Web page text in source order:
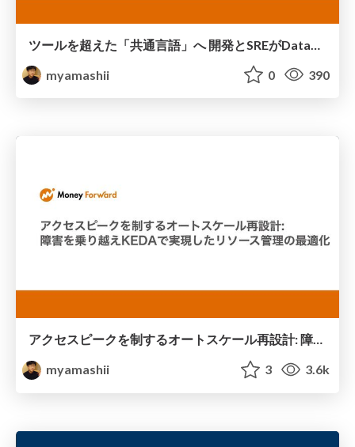
myamashii
0 390
アクセスピークを制するオートスケール再設計: 障害を乗り越えKEDAで実現したリソース管理の最適化
myamashii
3 3.6k